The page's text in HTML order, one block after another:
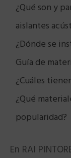
¿Qué son y
aislantes
¿Dónde se
Guía de
¿Cuáles
¿Qué
popularidad?
En RAI